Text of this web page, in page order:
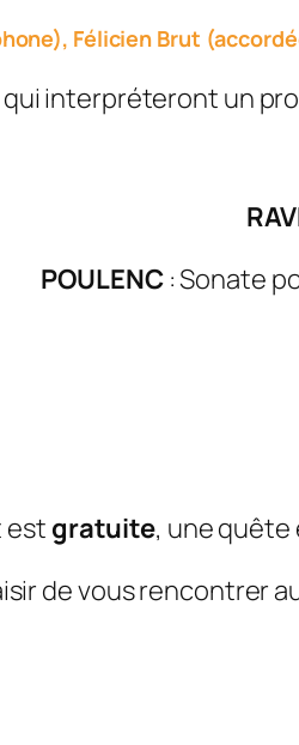
Félicien Brut
qui interpréteront un
POULENC: Sonate
est gratuite, une quête
de vous rencontrer